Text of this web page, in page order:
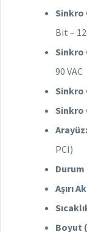
Sinkro
Bit –
Sinkro
90 VAC
Sinkro
Sinkro
Arayüz:
PCI)
Aşırı
Boyut